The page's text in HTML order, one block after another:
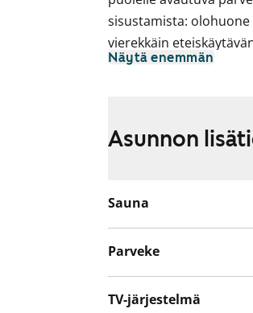
sisustamista:
vierekkäin
makuuhuoneissa kuin
pakastinkaappi.
kattopinnat
kylpyhuoneessa on
Näytä enemmän
Asunnon
Sauna
Parveke
TV-järjestelmä